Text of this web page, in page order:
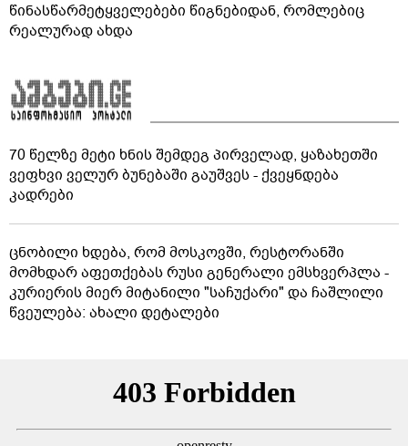
წინასწარმეტყველებები წიგნებიდან, რომლებიც
რეალურად ახდა
70 წელზე მეტი ხნის შემდეგ პირველად, ყაზახეთში
ვეფხვი ველურ ბუნებაში გაუშვეს - ქვეყნდება
კადრები
ცნობილი ხდება, რომ მოსკოვში, რესტორანში
მომხდარ აფეთქებას რუსი გენერალი ემსხვერპლა -
კურიერის მიერ მიტანილი "საჩუქარი" და ჩაშლილი
წვეულება: ახალი დეტალები